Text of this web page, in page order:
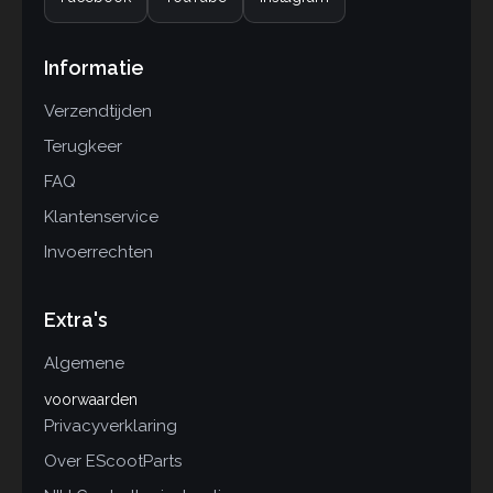
Informatie
Verzendtijden
Terugkeer
FAQ
Klantenservice
Invoerrechten
Extra's
Algemene
voorwaarden
Privacyverklaring
Over EScootParts